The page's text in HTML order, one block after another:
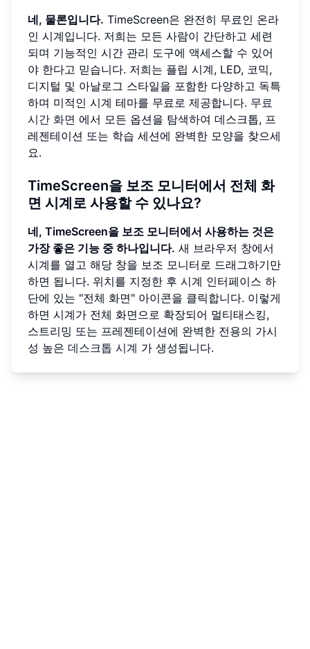
네, 물론입니다. TimeScreen은 완전히 무료인 온라
인 시계입니다. 저희는 모든 사람이 간단하고 세련
되며 기능적인 시간 관리 도구에 액세스할 수 있어
야 한다고 믿습니다. 저희는 플립 시계, LED, 코믹,
디지털 및 아날로그 스타일을 포함한 다양하고 독특
하며 미적인 시계 테마를 무료로 제공합니다. 무료
시간 화면 에서 모든 옵션을 탐색하여 데스크톱, 프
레젠테이션 또는 학습 세션에 완벽한 모양을 찾으세
요.
TimeScreen을 보조 모니터에서 전체 화
면 시계로 사용할 수 있나요?
네, TimeScreen을 보조 모니터에서 사용하는 것은
가장 좋은 기능 중 하나입니다. 새 브라우저 창에서
시계를 열고 해당 창을 보조 모니터로 드래그하기만
하면 됩니다. 위치를 지정한 후 시계 인터페이스 하
단에 있는 "전체 화면" 아이콘을 클릭합니다. 이렇게
하면 시계가 전체 화면으로 확장되어 멀티태스킹,
스트리밍 또는 프레젠테이션에 완벽한 전용의 가시
성 높은 데스크톱 시계 가 생성됩니다.